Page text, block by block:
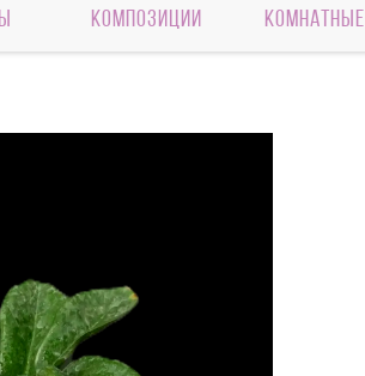
КОМПОЗИЦИИ КОМНАТНЫЕ